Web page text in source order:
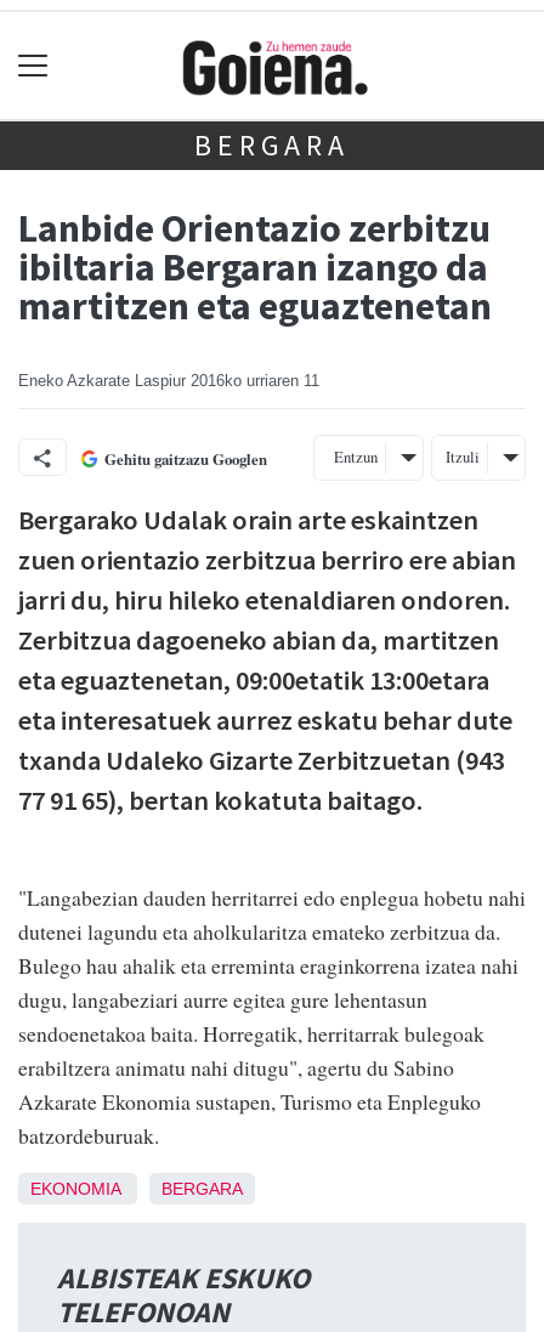
BERGARA
Lanbide Orientazio zerbitzu
ibiltaria Bergaran izango da
martitzen eta eguaztenetan
Eneko Azkarate Laspiur 2016ko urriaren 11
Gehitu gaitzazu Googlen Entzun Itzuli
Bergarako Udalak orain arte eskaintzen
zuen orientazio zerbitzua berriro ere abian
jarri du, hiru hileko etenaldiaren ondoren.
Zerbitzua dagoeneko abian da, martitzen
eta eguaztenetan, 09:00etatik 13:00etara
eta interesatuek aurrez eskatu behar dute
txanda Udaleko Gizarte Zerbitzuetan (943
77 91 65), bertan kokatuta baitago.
"Langabezian dauden herritarrei edo enplegua hobetu nahi
dutenei lagundu eta aholkularitza emateko zerbitzua da.
Bulego hau ahalik eta erreminta eraginkorrena izatea nahi
dugu, langabeziari aurre egitea gure lehentasun
sendoenetakoa baita. Horregatik, herritarrak bulegoak
erabiltzera animatu nahi ditugu", agertu du Sabino
Azkarate Ekonomia sustapen, Turismo eta Enpleguko
batzordeburuak.
EKONOMIA BERGARA
ALBISTEAK ESKUKO
TELEFONOAN